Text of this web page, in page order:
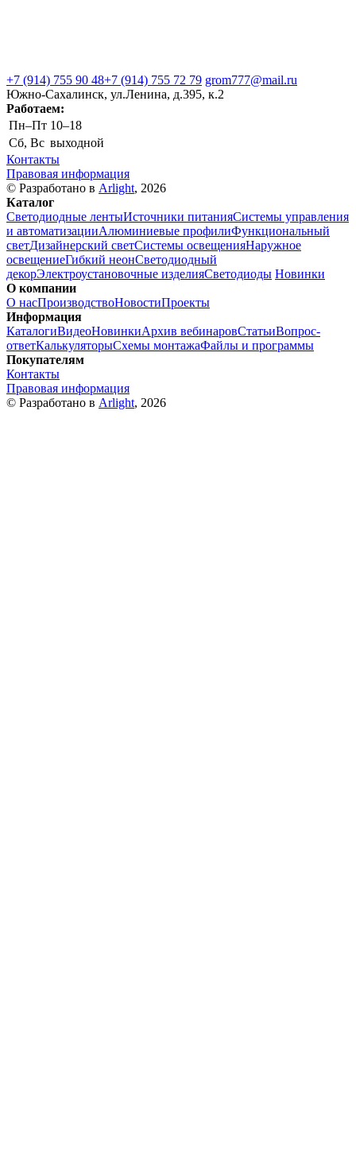
+7 (914) 755 90 48+7 (914) 755 72 79 grom777@mail.ru
Южно-Сахалинск, ул.Ленина, д.395, к.2
Работаем:
Пн–Пт 10–18
Сб, Вс выходной
Контакты
Правовая информация
© Разработано в Arlight, 2026
Каталог
Светодиодные лентыИсточники питанияСистемы управления
и автоматизацииАлюминиевые профилиФункциональный
светДизайнерский светСистемы освещенияНаружное
освещениеГибкий неонСветодиодный
декорЭлектроустановочные изделияСветодиоды Новинки
О компании
О насПроизводствоНовостиПроекты
Информация
КаталогиВидеоНовинкиАрхив вебинаровСтатьиВопрос-
ответКалькуляторыСхемы монтажаФайлы и программы
Покупателям
Контакты
Правовая информация
© Разработано в Arlight, 2026